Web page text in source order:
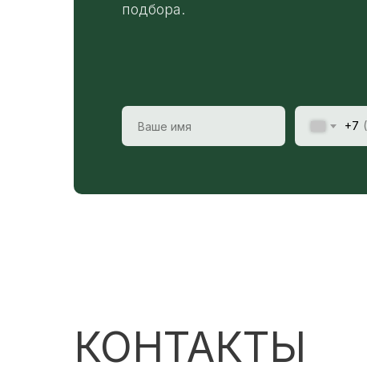
подбора.
+7
КОНТАКТЫ